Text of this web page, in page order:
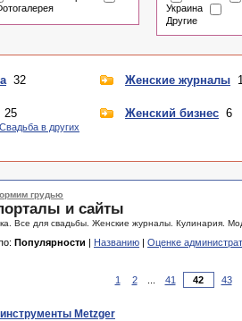
Украина
Другие
32
25
Свадьба в других
Женские журналы
Женский бизнес 6
грудью
и сайты
Все для свадьбы. Женские журналы. Кулинария.
Популярности | Названию | Оценке
1 2 41 43
Metzger